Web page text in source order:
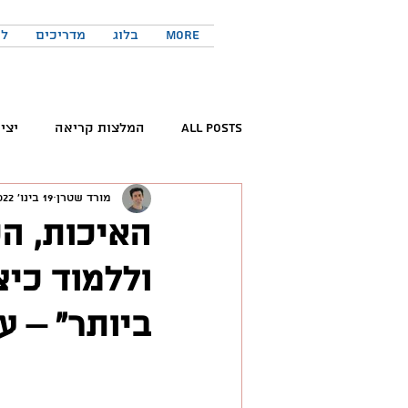
מדריכים בלוג More
All Posts המלצות קריאה
קריאת ספרים פורום
המלצות פודקאסטים
האיכות,
וללמוד
ביותר״ –
מורד שטרן 19 בינו׳ 2022